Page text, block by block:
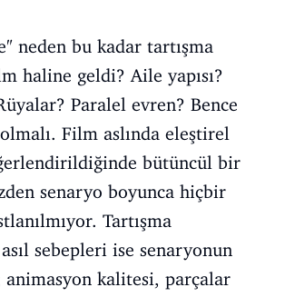
neden bu kadar tartışma
haline geldi? Aile yapısı?
Paralel evren? Bence
Film aslında eleştirel
bütüncül bir
senaryo boyunca hiçbir
Tartışma
sebepleri ise senaryonun
animasyon kalitesi, parçalar